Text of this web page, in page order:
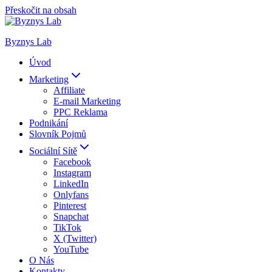
Přeskočit na obsah
Byznys Lab
Úvod
Marketing
Affiliate
E-mail Marketing
PPC Reklama
Podnikání
Slovník Pojmů
Sociální Sítě
Facebook
Instagram
LinkedIn
Onlyfans
Pinterest
Snapchat
TikTok
X (Twitter)
YouTube
O Nás